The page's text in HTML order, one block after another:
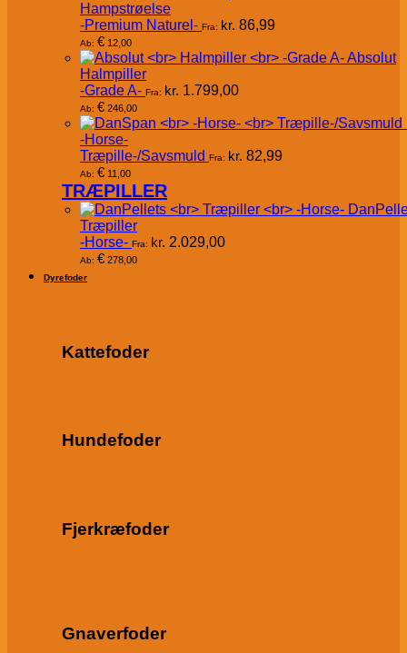
Hampstrøelse
-Premium Naturel- Fra: kr. 86,99
Ab: € 12,00
Absolut
Halmpiller
-Grade A- Fra: kr. 1.799,00
Ab: € 246,00
-Horse-
Træpille-/Savsmuld Fra: kr. 82,99
Ab: € 11,00
TRÆPILLER
Træpiller
-Horse- Fra: kr. 2.029,00
Ab: € 278,00
Dyrefoder
Kattefoder
Hundefoder
Fjerkræfoder
Gnaverfoder